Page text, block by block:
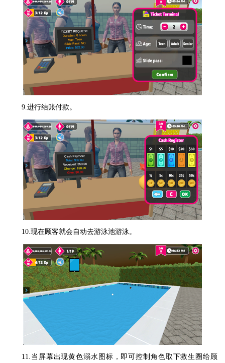
9.进行结账付款。
10.现在顾客就会自动去游泳池游泳。
11.当屏幕出现黄色溺水图标，即可控制角色取下救生圈给顾